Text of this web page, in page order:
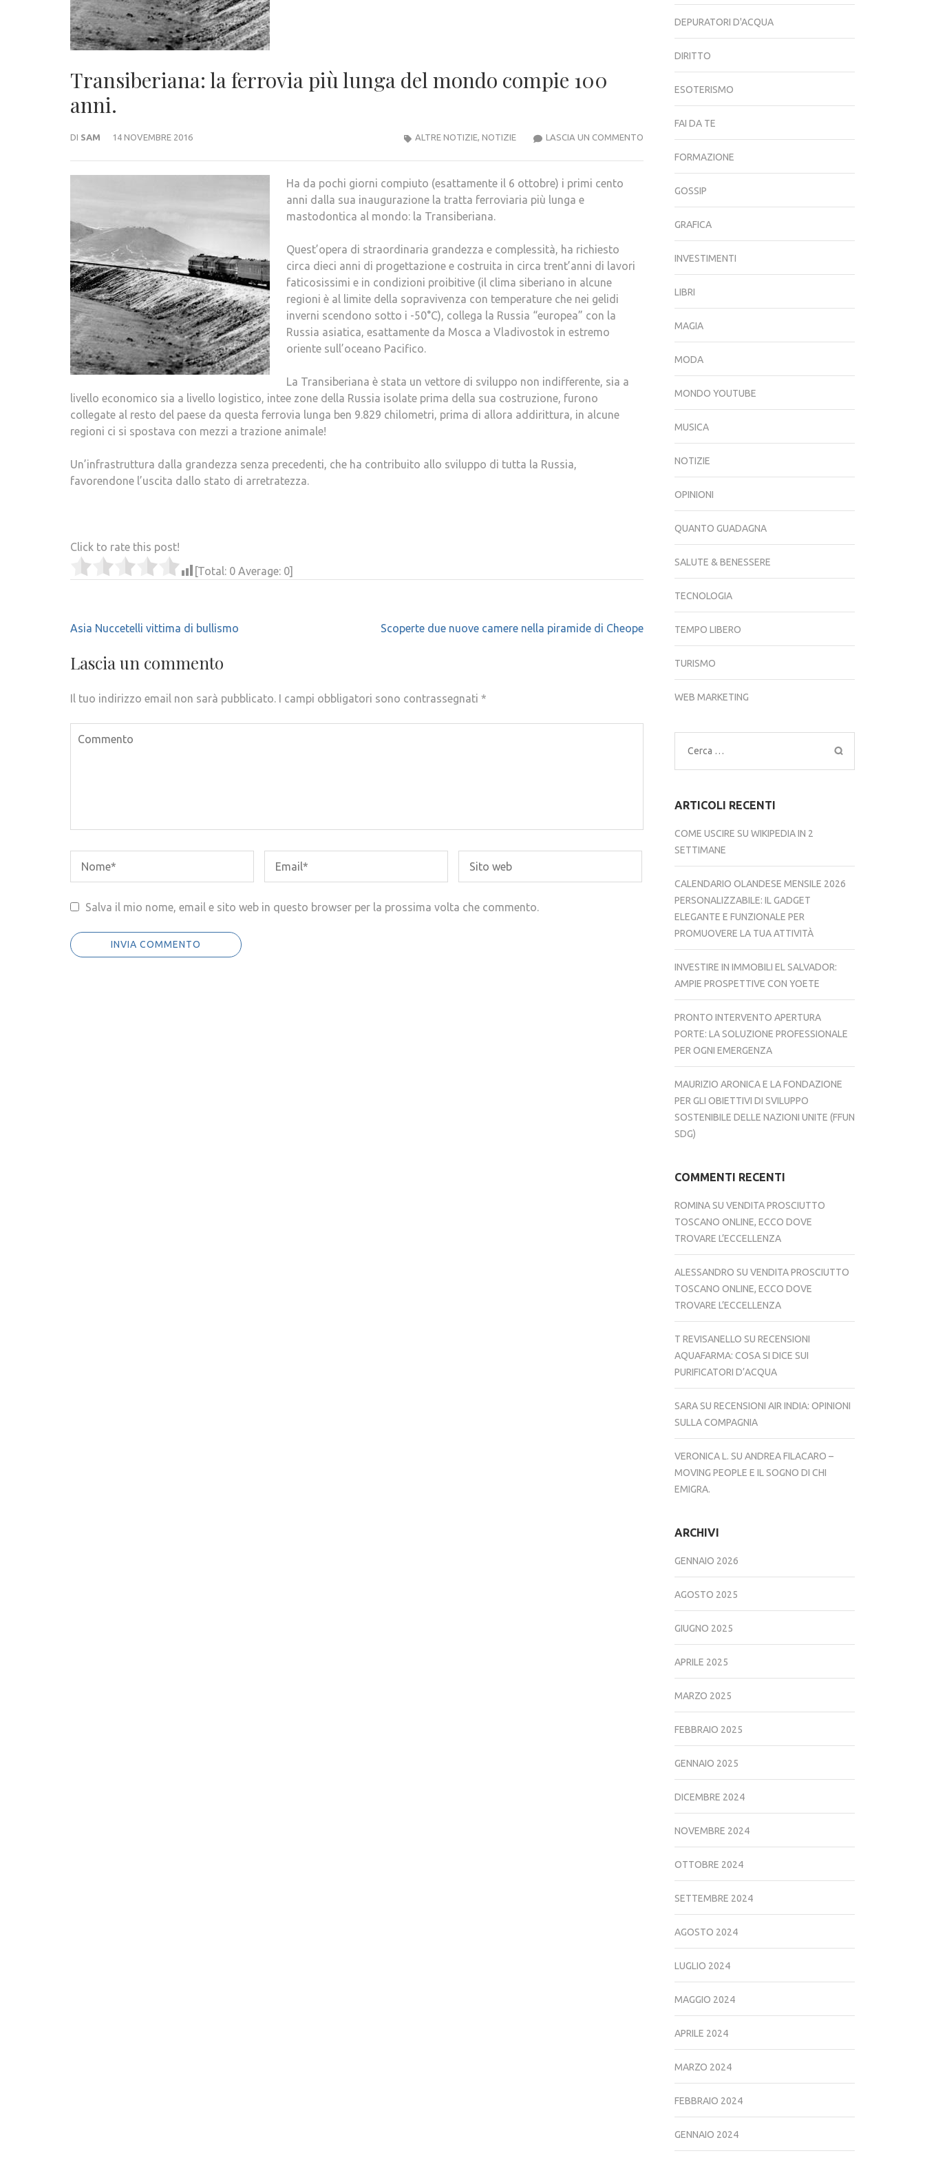
Transiberiana: la ferrovia più lunga del mondo compie 100
anni.
DI SAM 14 NOVEMBRE 2016 LASCIA UN COMMENTOTRANSIBERIANA:
ALTRE NOTIZIE, NOTIZIE
Ha da pochi giorni compiuto (esattamente il 6 ottobre) i primi cento
anni dalla sua inaugurazione la tratta ferroviaria più lunga e
mastodontica al mondo: la Transiberiana.
Quest’opera di straordinaria grandezza e complessità, ha richiesto
circa dieci anni di progettazione e costruita in circa trent’anni di lavori
faticosissimi e in condizioni proibitive (il clima siberiano in alcune
regioni è al limite della sopravivenza con temperature che nei gelidi
inverni scendono sotto i -50°C), collega la Russia “europea” con la
Russia asiatica, esattamente da Mosca a Vladivostok in estremo
oriente sull’oceano Pacifico.
La Transiberiana è stata un vettore di sviluppo non indifferente, sia a
livello economico sia a livello logistico, intee zone della Russia isolate prima della sua costruzione, furono
collegate al resto del paese da questa ferrovia lunga ben 9.829 chilometri, prima di allora addirittura, in alcune
regioni ci si spostava con mezzi a trazione animale!
Un’infrastruttura dalla grandezza senza precedenti, che ha contribuito allo sviluppo di tutta la Russia,
favorendone l’uscita dallo stato di arretratezza.
Click to rate this post!
[Total: 0 Average: 0]
Navigazione
Asia Nuccetelli vittima di bullismo Scoperte due nuove camere nella piramide di Cheope
Lascia un commento
Il tuo indirizzo email non sarà pubblicato. I campi obbligatori sono contrassegnati *
Salva il mio nome, email e sito web in questo browser per la prossima volta che commento.
DEPURATORI D'ACQUA
DIRITTO
ESOTERISMO
FAI DA TE
FORMAZIONE
GOSSIP
GRAFICA
INVESTIMENTI
LIBRI
MAGIA
MODA
MONDO YOUTUBE
MUSICA
NOTIZIE
OPINIONI
QUANTO GUADAGNA
SALUTE & BENESSERE
TECNOLOGIA
TEMPO LIBERO
TURISMO
WEB MARKETING
Ricerca
per:
ARTICOLI RECENTI
COME USCIRE SU WIKIPEDIA IN 2
SETTIMANE
CALENDARIO OLANDESE MENSILE 2026
PERSONALIZZABILE: IL GADGET
ELEGANTE E FUNZIONALE PER
PROMUOVERE LA TUA ATTIVITÀ
INVESTIRE IN IMMOBILI EL SALVADOR:
AMPIE PROSPETTIVE CON YOETE
PRONTO INTERVENTO APERTURA
PORTE: LA SOLUZIONE PROFESSIONALE
PER OGNI EMERGENZA
MAURIZIO ARONICA E LA FONDAZIONE
PER GLI OBIETTIVI DI SVILUPPO
SOSTENIBILE DELLE NAZIONI UNITE (FFUN
SDG)
COMMENTI RECENTI
ROMINASU VENDITA PROSCIUTTO
TOSCANO ONLINE, ECCO DOVE
TROVARE L’ECCELLENZA
ALESSANDRO SU VENDITA PROSCIUTTO
TOSCANO ONLINE, ECCO DOVE
TROVARE L’ECCELLENZA
T REVISANELLO SU RECENSIONI
AQUAFARMA: COSA SI DICE SUI
PURIFICATORI D’ACQUA
SARASU RECENSIONI AIR INDIA: OPINIONI
SULLA COMPAGNIA
VERONICA L. SU ANDREA FILACARO –
MOVING PEOPLE E IL SOGNO DI CHI
EMIGRA.
ARCHIVI
GENNAIO 2026
AGOSTO 2025
GIUGNO 2025
APRILE 2025
MARZO 2025
FEBBRAIO 2025
GENNAIO 2025
DICEMBRE 2024
NOVEMBRE 2024
OTTOBRE 2024
SETTEMBRE 2024
AGOSTO 2024
LUGLIO 2024
MAGGIO 2024
APRILE 2024
MARZO 2024
FEBBRAIO 2024
GENNAIO 2024